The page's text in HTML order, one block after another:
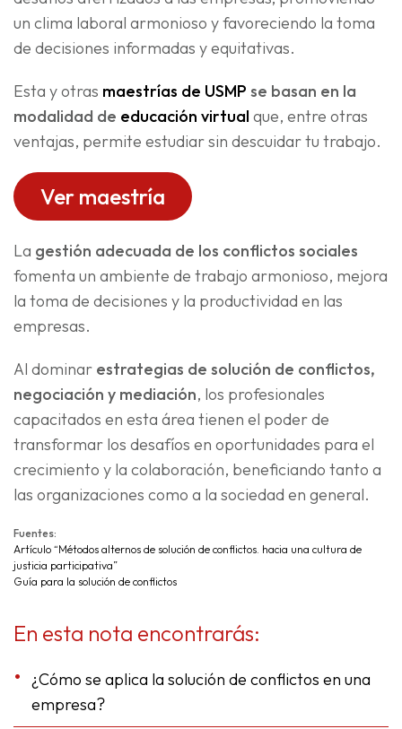
un clima laboral armonioso y favoreciendo la toma
de decisiones informadas y equitativas.
Esta y otras maestrías de USMP se basan en la
modalidad de educación virtual que, entre otras
ventajas, permite estudiar sin descuidar tu trabajo.
Ver maestría
La gestión adecuada de los conflictos sociales
fomenta un ambiente de trabajo armonioso, mejora
la toma de decisiones y la productividad en las
empresas.
Al dominar estrategias de solución de conflictos,
negociación y mediación, los profesionales
capacitados en esta área tienen el poder de
transformar los desafíos en oportunidades para el
crecimiento y la colaboración, beneficiando tanto a
las organizaciones como a la sociedad en general.
Fuentes:
Artículo “Métodos alternos de solución de conflictos. hacia una cultura de
justicia participativa”
Guía para la solución de conflictos
En esta nota encontrarás:
¿Cómo se aplica la solución de conflictos en una
empresa?